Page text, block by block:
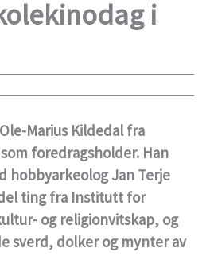
i
Marius Kildedal fra
foredragsholder. Han
hobbyarkeolog Jan Terje
ting fra Institutt for
og religionvitskap, og
sverd, dolker og mynter av